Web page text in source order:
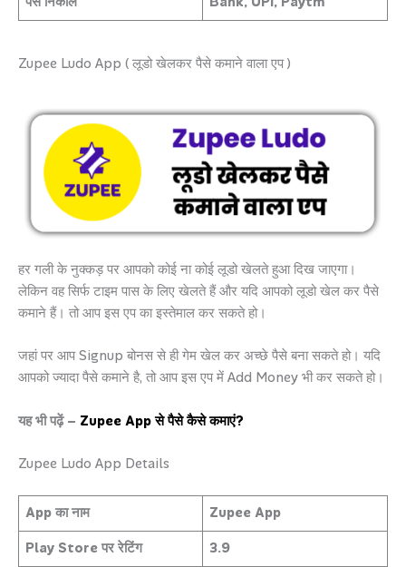
Zupee Ludo App ( लूडो खेलकर पैसे कमाने वाला एप )
हर गली के नुक्कड़ पर आपको कोई ना कोई लूडो खेलते हुआ दिख जाएगा।
लेकिन वह सिर्फ टाइम पास के लिए खेलते हैं और यदि आपको लूडो खेल कर पैसे
कमाने हैं। तो आप इस एप का इस्तेमाल कर सकते हो।
जहां पर आप Signup बोनस से ही गेम खेल कर अच्छे पैसे बना सकते हो। यदि
आपको ज्यादा पैसे कमाने है, तो आप इस एप में Add Money भी कर सकते हो।
यह भी पढ़ें – Zupee App से पैसे कैसे कमाएं?
Zupee Ludo App Details
App का नाम Zupee App
Play Store पर रेटिंग 3.9